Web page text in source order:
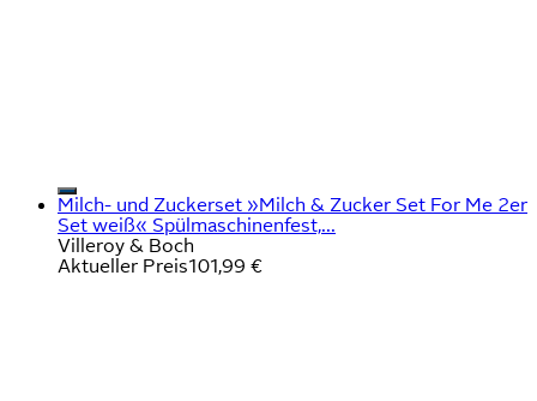
Milch- und Zuckerset »Milch & Zucker Set For Me 2er
Set weiß« Spülmaschinenfest,...
Villeroy & Boch
Aktueller Preis101,99 €